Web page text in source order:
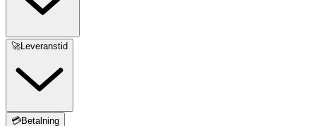
🚀Leveranstid
💳Betalning